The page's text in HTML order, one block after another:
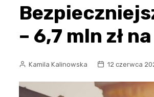
– 6,7 mln zł
Kamila Kalinowska 12 czerwca